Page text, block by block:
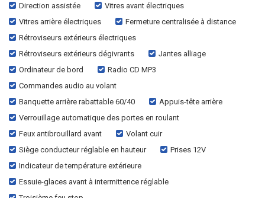
Direction assistée
Vitres avant électriques
Vitres arrière électriques
Fermeture centralisée à distance
Rétroviseurs extérieurs électriques
Rétroviseurs extérieurs dégivrants
Jantes alliage
Ordinateur de bord
Radio CD MP3
Commandes audio au volant
Banquette arrière rabattable 60/40
Appuis-tête arrière
Verrouillage automatique des portes en roulant
Feux antibrouillard avant
Volant cuir
Siège conducteur réglable en hauteur
Prises 12V
Indicateur de température extérieure
Essuie-glaces avant à intermittence réglable